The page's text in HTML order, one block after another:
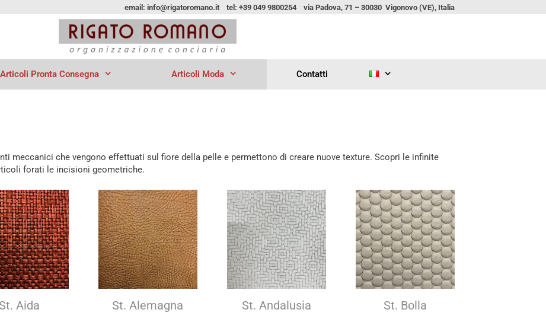
email: info@rigatoromano.it tel: +39 049 9800254 via Padova, 71 – 30030 Vigonovo (VE), Italia
Articoli Pronta Consegna Articoli Moda
Contatti
meccanici che vengono effettuati sul fiore della pelle e permettono di creare nuove texture. Scopri le infinite
forati le incisioni geometriche.
St. Aida St. Alemagna St. Andalusia St. Bolla